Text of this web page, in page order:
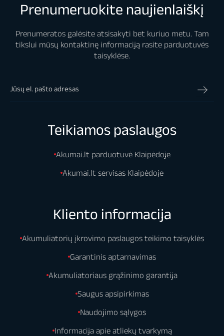
Prenumeruokite naujienlaiškį
Prenumeratos galėsite atsisakyti bet kuriuo metu. Tam
tikslui mūsų kontaktinę informaciją rasite parduotuvės
taisyklėse.
Teikiamos paslaugos
Akumai.lt parduotuvė Klaipėdoje
Akumai.lt servisas Klaipėdoje
Kliento informacija
Akumuliatorių įkrovimo paslaugos teikimo taisyklės
Garantinis aptarnavimas
Akumuliatoriaus grąžinimo garantija
Saugus apsipirkimas
Naudojimo sąlygos
Informacija apie atliekų tvarkymą